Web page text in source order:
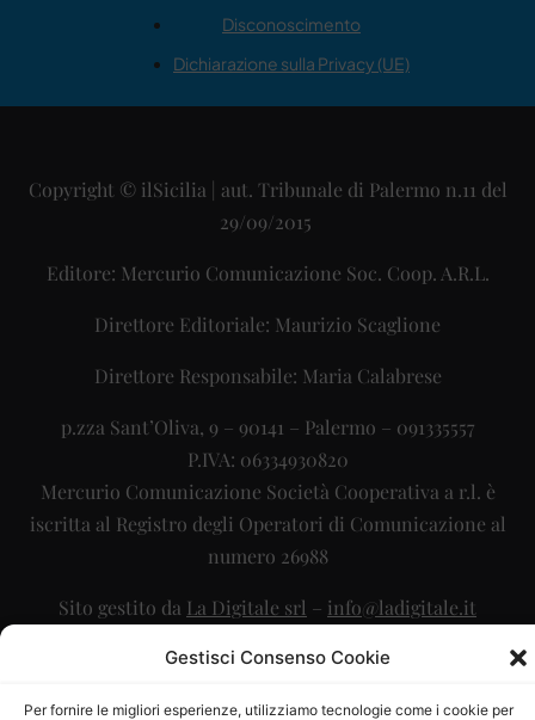
Gestisci Consenso Cookie
Per fornire le migliori esperienze, utilizziamo tecnologie come i cookie per
Disconoscimento
Dichiarazione sulla Privacy (UE)
Copyright © ilSicilia | aut. Tribunale di Palermo n.11 del
29/09/2015
Editore: Mercurio Comunicazione Soc. Coop. A.R.L.
Direttore Editoriale: Maurizio Scaglione
Direttore Responsabile: Maria Calabrese
p.zza Sant’Oliva, 9 – 90141 – Palermo – 091335557
P.IVA: 06334930820
Mercurio Comunicazione Società Cooperativa a r.l. è
iscritta al Registro degli Operatori di Comunicazione al
numero 26988
Sito gestito da La Digitale srl – info@ladigitale.it